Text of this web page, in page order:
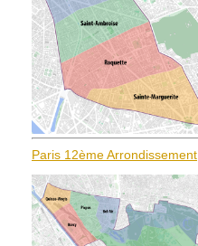
Paris 12ème Arrondissement